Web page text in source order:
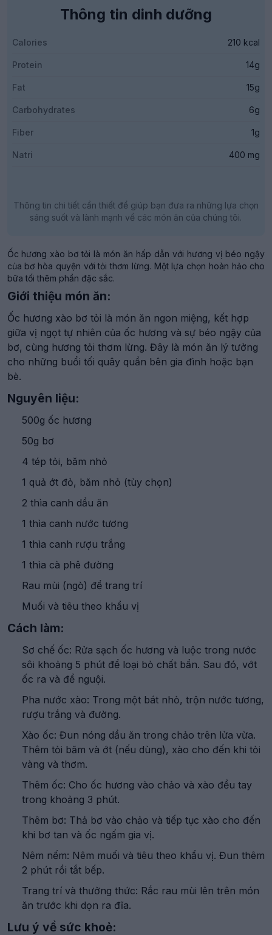
Thông tin dinh dưỡng
Calories 210 kcal
Protein 14g
Fat 15g
Carbohydrates 6g
Fiber 1g
Natri 400 mg
Thông tin chi tiết cần thiết để giúp bạn đưa ra những lựa chọn
sáng suốt và lành mạnh về các món ăn của chúng tôi.
Ốc hương xào bơ tỏi là món ăn hấp dẫn với hương vị béo ngậy
của bơ hòa quyện với tỏi thơm lừng. Một lựa chọn hoàn hảo cho
bữa tối thêm phần đặc sắc.
Giới thiệu món ăn:
Ốc hương xào bơ tỏi là món ăn ngon miệng, kết hợp
giữa vị ngọt tự nhiên của ốc hương và sự béo ngậy của
bơ, cùng hương tỏi thơm lừng. Đây là món ăn lý tưởng
cho những buổi tối quây quần bên gia đình hoặc bạn
bè.
Nguyên liệu:
500g ốc hương
50g bơ
4 tép tỏi, băm nhỏ
1 quả ớt đỏ, băm nhỏ (tùy chọn)
2 thìa canh dầu ăn
1 thìa canh nước tương
1 thìa canh rượu trắng
1 thìa cà phê đường
Rau mùi (ngò) để trang trí
Muối và tiêu theo khẩu vị
Cách làm:
Sơ chế ốc: Rửa sạch ốc hương và luộc trong nước
sôi khoảng 5 phút để loại bỏ chất bẩn. Sau đó, vớt
ốc ra và để nguội.
Pha nước xào: Trong một bát nhỏ, trộn nước tương,
rượu trắng và đường.
Xào ốc: Đun nóng dầu ăn trong chảo trên lửa vừa.
Thêm tỏi băm và ớt (nếu dùng), xào cho đến khi tỏi
vàng và thơm.
Thêm ốc: Cho ốc hương vào chảo và xào đều tay
trong khoảng 3 phút.
Thêm bơ: Thả bơ vào chảo và tiếp tục xào cho đến
khi bơ tan và ốc ngấm gia vị.
Nêm nếm: Nêm muối và tiêu theo khẩu vị. Đun thêm
2 phút rồi tắt bếp.
Trang trí và thưởng thức: Rắc rau mùi lên trên món
ăn trước khi dọn ra đĩa.
Lưu ý về sức khoẻ: